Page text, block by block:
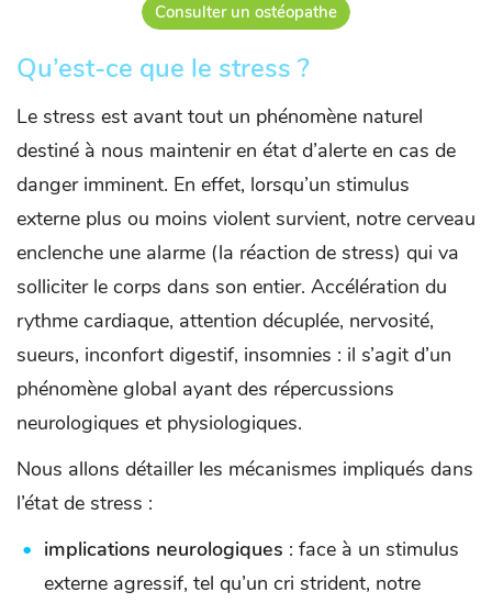
Consulter un ostéopathe
Qu’est-ce que le stress ?
Le stress est avant tout un phénomène naturel
destiné à nous maintenir en état d’alerte en cas de
danger imminent. En effet, lorsqu’un stimulus
externe plus ou moins violent survient, notre cerveau
enclenche une alarme (la réaction de stress) qui va
solliciter le corps dans son entier. Accélération du
rythme cardiaque, attention décuplée, nervosité,
sueurs, inconfort digestif, insomnies : il s’agit d’un
phénomène global ayant des répercussions
neurologiques et physiologiques.
Nous allons détailler les mécanismes impliqués dans
l’état de stress :
implications neurologiques : face à un stimulus
externe agressif, tel qu’un cri strident, notre